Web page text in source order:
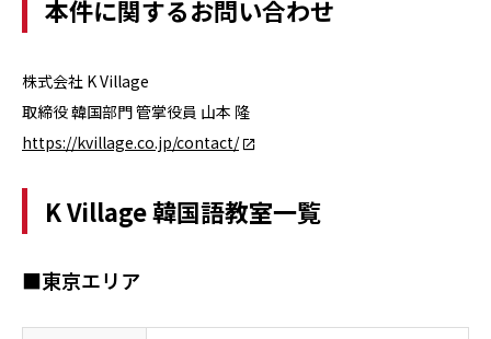
本件に関するお問い合わせ
株式会社 K Village
取締役 韓国部門 管掌役員 山本 隆
https://kvillage.co.jp/contact/
K Village 韓国語教室一覧
■東京エリア